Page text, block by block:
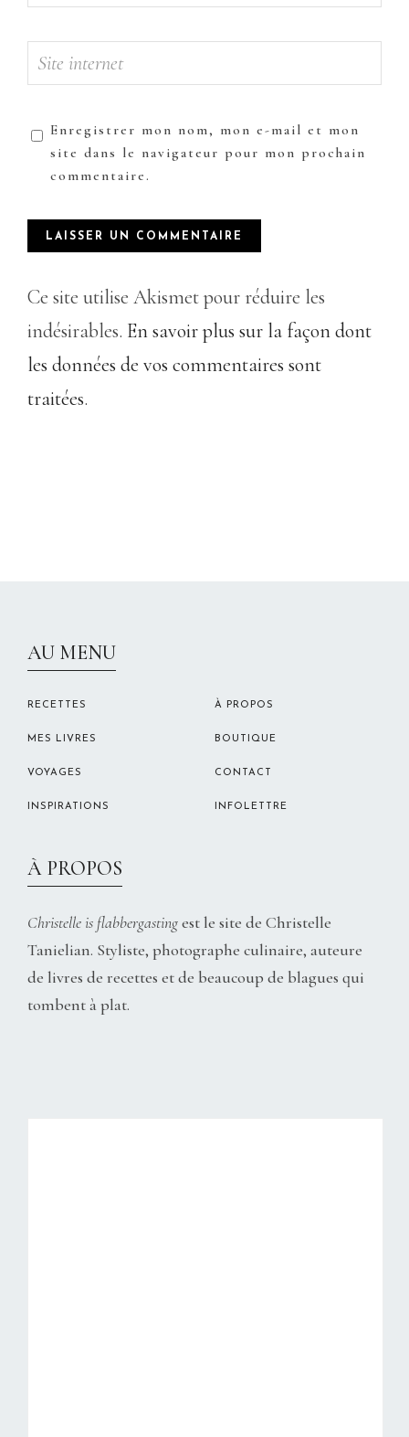
Enregistrer mon nom, mon e-mail et mon
site dans le navigateur pour mon prochain
commentaire.
Ce site utilise Akismet pour réduire les
indésirables. En savoir plus sur la façon dont
les données de vos commentaires sont
traitées.
AU MENU
RECETTES
MES LIVRES
VOYAGES
INSPIRATIONS
À PROPOS
BOUTIQUE
CONTACT
INFOLETTRE
À PROPOS
Christelle is flabbergastingest le site de Christelle
Tanielian. Styliste, photographe culinaire, auteure
de livres de recettes et de beaucoup de blagues qui
tombent à plat.